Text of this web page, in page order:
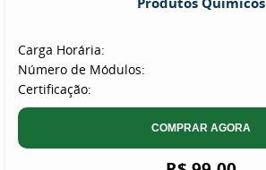
Carga Horária:
Número de Módulos:
Certificação:
COMPRAR AGORA